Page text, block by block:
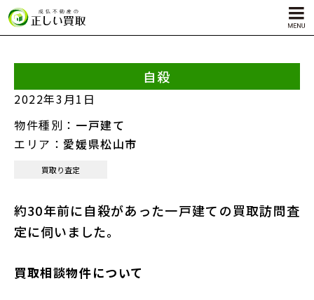
サービス内容
自殺物件買取
自殺
2022年3月1日
物件種別： 一戸建て
エリア： 愛媛県松山市
買取り査定
約30年前に自殺があった一戸建ての買取訪問査
定に伺いました。
買取相談物件について